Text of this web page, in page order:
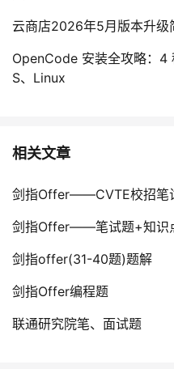
云商店2026年5月版本升级
OpenCode 安装全攻略：
S、Linux
相关文章
剑指Offer——CVTE校招笔
剑指Offer——笔试题+知识
剑指offer(31-40题)题解
剑指Offer编程题
联通研究院笔、面试题